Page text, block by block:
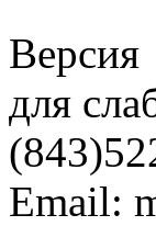
Версия
для
(843)
Email: